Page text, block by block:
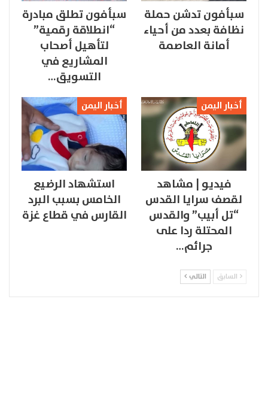
سبأفون تدشن حملة
نظافة بعدد من أحياء
أمانة العاصمة
سبأفون تطلق مبادرة
“انطلاقة رقمية”
لتأهيل أصحاب
المشاريع في
التسويق…
أخبار اليمن
فيديو | مشاهد
لقصف سرايا القدس
“تل أبيب” والقدس
المحتلة ردا على
جرائم…
أخبار اليمن
استشهاد الرضيع
الخامس بسبب البرد
القارس في قطاع غزة
السابق التالي